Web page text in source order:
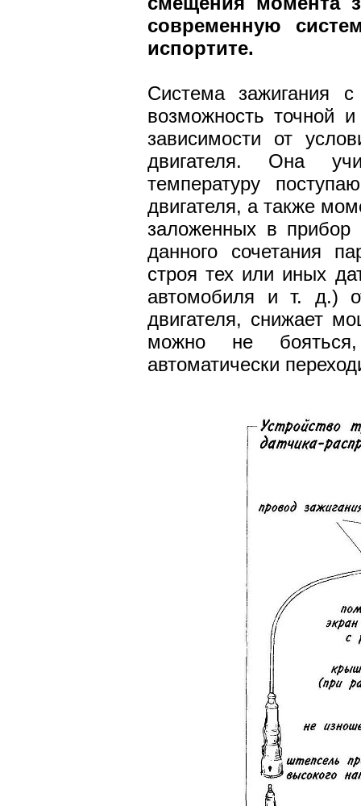
современную
испортите.
Система зажигания
возможность точной
зависимости от
двигателя. Она
температуру
двигателя, а также
заложенных в прибор
данного сочетания
строя тех или иных
автомобиля и т. д.)
двигателя, снижает
можно не
автоматически